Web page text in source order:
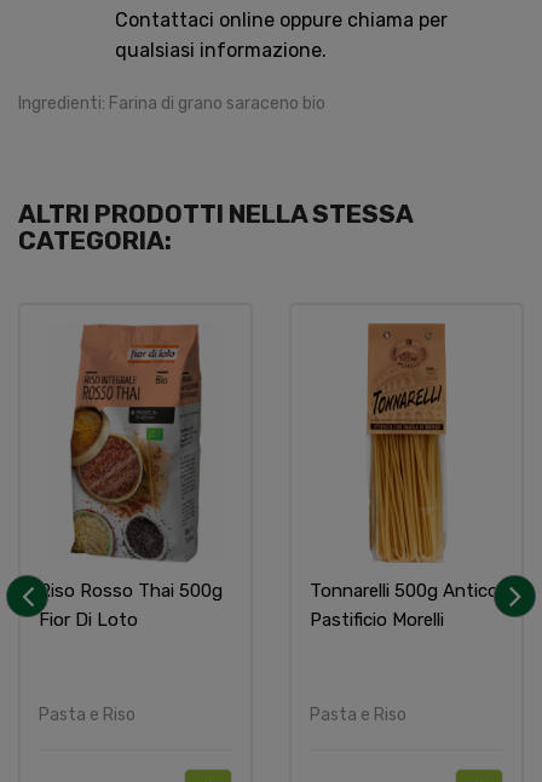
Contattaci online oppure chiama per
qualsiasi informazione.
Ingredienti: Farina di grano saraceno bio
ALTRI PRODOTTI NELLA STESSA
CATEGORIA:
Riso Rosso Thai 500g
Fior Di Loto
Pasta e Riso
Tonnarelli 500g Antico
Pastificio Morelli
Pasta e Riso